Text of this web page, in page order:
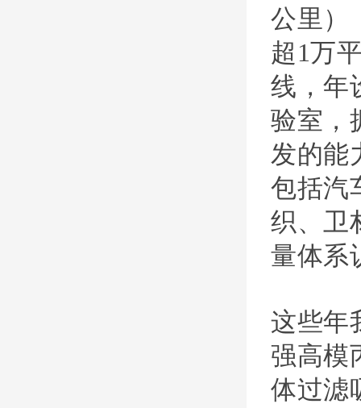
公里）
超1万
线，年
验室，
发的能
包括汽
织、卫
量体系
这些年
强高模
体过滤